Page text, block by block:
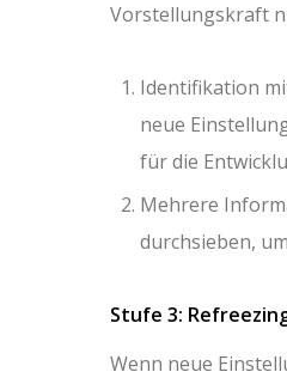
Vorstellungskraft
Identifikation
neue
für die
Mehrere
durchsieben,
Stufe 3:
Wenn neue